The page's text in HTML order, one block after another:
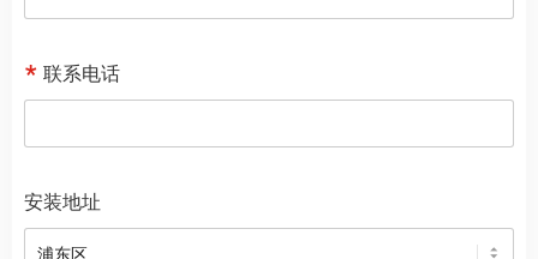
联系电话
安装地址